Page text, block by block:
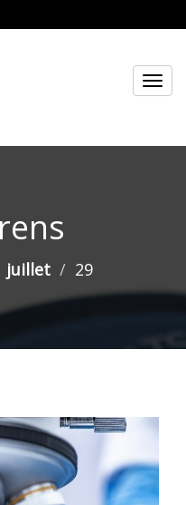
juillet 29